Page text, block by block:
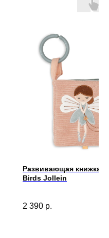
Развивающая книжка
Birds Jollein
2 390 р.